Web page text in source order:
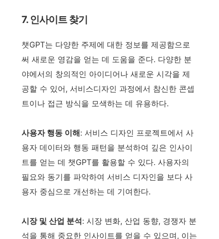
7. 인사이트 찾기
챗GPT는 다양한 주제에 대한 정보를 제공함으로
써 새로운 영감을 얻는 데 도움을 준다. 다양한 분
야에서의 창의적인 아이디어나 새로운 시각을 제
공할 수 있어, 서비스디자인 과정에서 참신한 콘셉
트이나 접근 방식을 모색하는 데 유용하다.
사용자 행동 이해: 서비스 디자인 프로젝트에서 사
용자 데이터와 행동 패턴을 분석하여 깊은 인사이
트를 얻는 데 챗GPT를 활용할 수 있다. 사용자의
필요와 동기를 파악하여 서비스 디자인을 보다 사
용자 중심으로 개선하는 데 기여한다.
시장 및 산업 분석: 시장 변화, 산업 동향, 경쟁자 분
석을 통해 중요한 인사이트를 얻을 수 있으며, 이는